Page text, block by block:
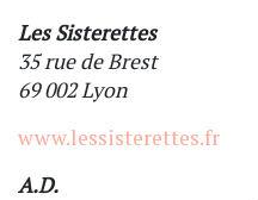
Les Sisterettes
35 rue de Brest
69 002 Lyon
www.lessisterettes.fr
A.D.